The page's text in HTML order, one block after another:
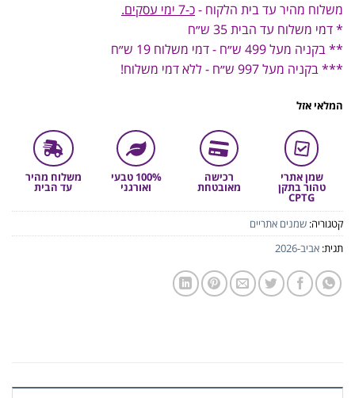
משלוח מהיר עד בית הלקוח -כ-7 ימי עסקים.
* דמי משלוח עד הבית 35 ש״ח
** בקניה מעל 499 ש״ח - דמי משלוח 19 ש״ח
*** בקניה מעל 997 ש״ח - ללא דמי משלוח!
המלאי אזל
שמן אתרי
טהור בתקן
CPTG
רכישה
מאובטחת
100% טבעי
ואורגני
משלוח מהיר
עד הבית
קטגוריה: שמנים אתריים
תגית: אביב-2026